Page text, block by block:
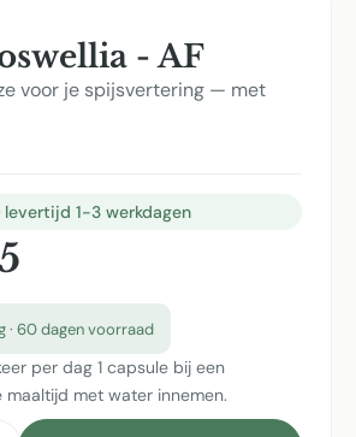
- AF
voor je spijsvertering — met
· levertijd 1-3 werkdagen
· 60 dagen voorraad
per dag 1 capsule bij een
met water innemen.